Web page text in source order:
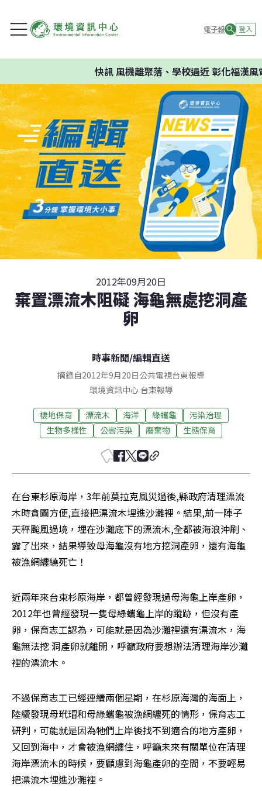
電子報 登入
快訊風機離聚落、學校過近 彰化福漢風
2012年09月20日
棄置漂流木阻礙 海龜無處挖洞產
卵
時事新聞/編輯直送
摘錄自2012年9月20日公共電視台東報導
環境資訊中心 台東報導
棲地保育 漂流木 海洋 綠蠵龜
污染治理
生物多樣性
公害污染 廢棄物 生態保育
在台東杉原海岸，3年前莫拉克風災過後,縣政府清理漂流
木時貪圖方便,直接把漂流木埋進沙灘裡。結果,前一陣子
天秤颱風過境，埋在沙灘底下的漂流木,全都被海浪沖刷、
露了出來，結果導致母海龜沒有地方挖洞產卵，還有海龜
被漁網纏繞死亡！
近兩年來台東杉原海岸，都曾經發現過母海龜上岸產卵，
2012年也曾經發現一隻母綠蠵龜上岸的蹤跡，但沒有產
卵，保育志工認為，可能就是因為沙灘裡還有漂流木，海
龜無法挖 洞產卵就離開，呼籲政府要想辦法清理海岸沙灘
裡的漂流木。
不過保育志工已經連續兩個星期，在杉原海灣的海面上，
陸續發現母玳瑁和母綠蠵龜被漁網纏死的情形，保育志工
研判，可能就是因為牠們上岸後找不到適合的地方產卵，
又回到海中，才會被漁網纏住，呼籲未來有關單位在清理
海岸漂流木的時候，要顧慮到海龜產卵的空間，不要輕易
把漂流木埋進沙灘裡。